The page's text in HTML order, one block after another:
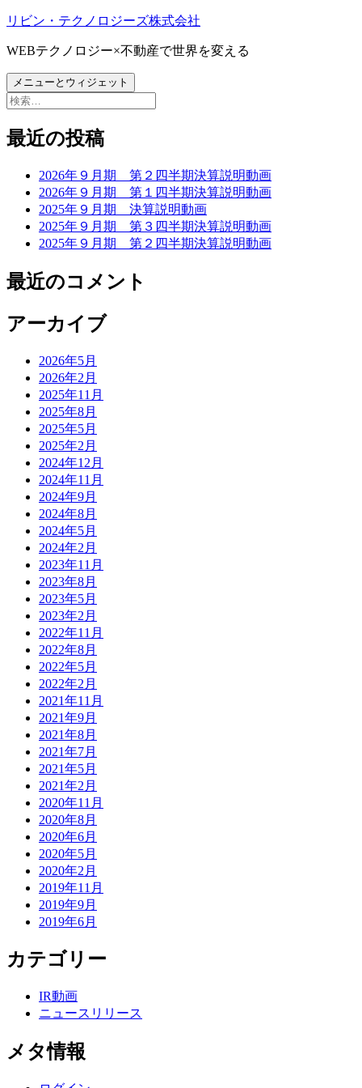
コ
テ
ン
ツ
へ
キ
リビン・テクノロジーズ株式会社
WEBテクノロジー×不動産で世界を変える
メニューとウィジェット
検
最近の投稿
2026年９月期 第２四半期決算説明動画
2026年９月期 第１四半期決算説明動画
2025年９月期 決算説明動画
2025年９月期 第３四半期決算説明動画
2025年９月期 第２四半期決算説明動画
最近のコメント
アーカイブ
2026年5月
2026年2月
2025年11月
2025年8月
2025年5月
2025年2月
2024年12月
2024年11月
2024年9月
2024年8月
2024年5月
2024年2月
2023年11月
2023年8月
2023年5月
2023年2月
2022年11月
2022年8月
2022年5月
2022年2月
2021年11月
2021年9月
2021年8月
2021年7月
2021年5月
2021年2月
2020年11月
2020年8月
2020年6月
2020年5月
2020年2月
2019年11月
2019年9月
2019年6月
カテゴリー
IR動画
ニュースリリース
メタ情報